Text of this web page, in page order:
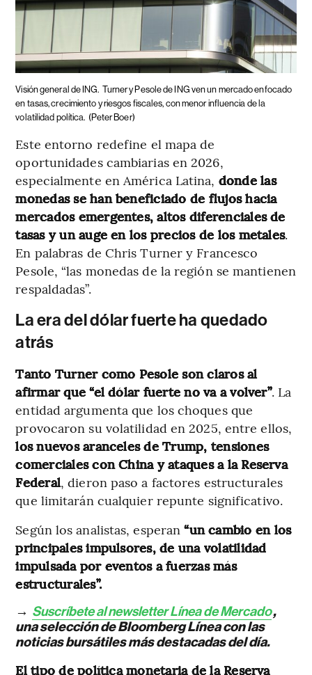
Visión general de ING. Turner y Pesole de ING ven un mercado enfocado
en tasas, crecimiento y riesgos fiscales, con menor influencia de la
volatilidad política. (Peter Boer)
Este entorno redefine el mapa de
oportunidades cambiarias en 2026,
especialmente en América Latina, donde las
monedas se han beneficiado de flujos hacia
mercados emergentes, altos diferenciales de
tasas y un auge en los precios de los metales.
En palabras de Chris Turner y Francesco
Pesole, “las monedas de la región se mantienen
respaldadas”.
La era del dólar fuerte ha quedado
atrás
Tanto Turner como Pesole son claros al
afirmar que “el dólar fuerte no va a volver”. La
entidad argumenta que los choques que
provocaron su volatilidad en 2025, entre ellos,
los nuevos aranceles de Trump, tensiones
comerciales con China y ataques a la Reserva
Federal, dieron paso a factores estructurales
que limitarán cualquier repunte significativo.
Según los analistas, esperan“un cambio en los
principales impulsores, de una volatilidad
impulsada por eventos a fuerzas más
estructurales”.
→ Suscríbete al newsletter Línea de Mercado,
una selección de Bloomberg Línea con las
noticias bursátiles más destacadas del día.
El tipo de política monetaria de la Reserva